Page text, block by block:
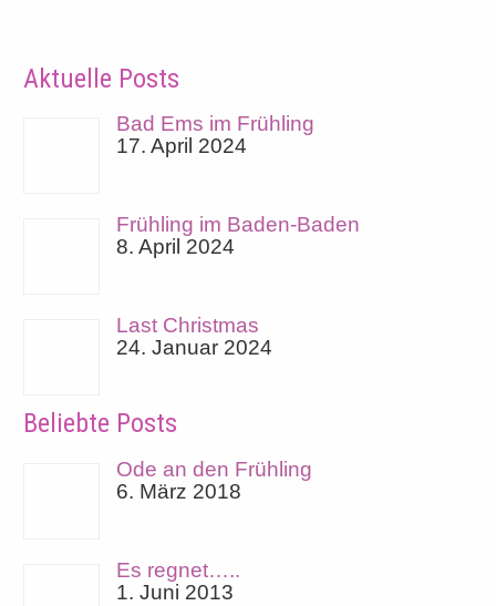
Aktuelle Posts
Bad Ems im Frühling
17. April 2024
Frühling im Baden-Baden
8. April 2024
Last Christmas
24. Januar 2024
Beliebte Posts
Ode an den Frühling
6. März 2018
Es regnet…..
1. Juni 2013